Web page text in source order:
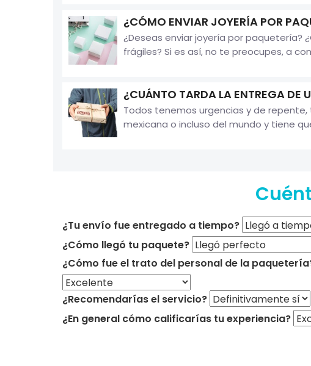
¿CÓMO ENVIAR JOYERÍA POR
¿Deseas enviar joyería por paquetería?
frágiles? Si es así, no te preocupes, a
¿CUÁNTO TARDA LA ENTREGA DE
Todos tenemos urgencias y de
mexicana o incluso del mundo y tiene
¿Tu envío fue entregado a tiempo?
¿Cómo llegó tu paquete?
¿Cómo fue el trato del personal de la
¿Recomendarías el servicio?
¿En general cómo calificarías tu experiencia?